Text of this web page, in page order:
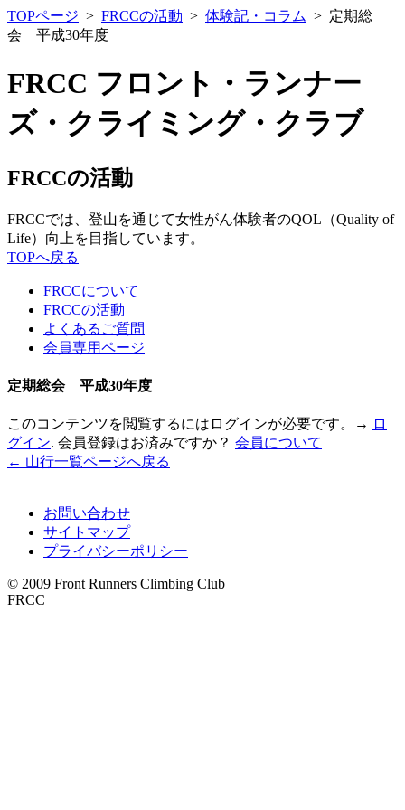
TOPページ > FRCCの活動 > 体験記・コラム > 定期総
会 平成30年度
FRCC フロント・ランナー
ズ・クライミング・クラブ
FRCCの活動
FRCCでは、登山を通じて女性がん体験者のQOL（Quality of
Life）向上を目指しています。
TOPへ戻る
FRCCについて
FRCCの活動
よくあるご質問
会員専用ページ
定期総会 平成30年度
このコンテンツを閲覧するにはログインが必要です。→ ロ
グイン. 会員登録はお済みですか？ 会員について
← 山行一覧ページへ戻る
お問い合わせ
サイトマップ
プライバシーポリシー
© 2009 Front Runners Climbing Club
FRCC